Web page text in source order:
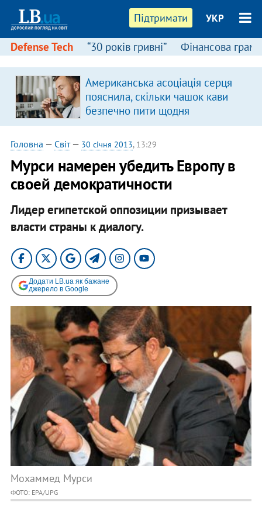
Підтримати УКР
Defense Tech “30 років гривні” Фінансова
Американська асоціація серця
пояснила, скільки чашок кави
безпечно пити щодня
Головна — Світ— 30 січня 2013, 13:29
​Мурси намерен убедить Европу в
своей демократичности
Лидер египетской оппозиции призывает
власти страны к диалогу.
Додати LB.ua як бажане
джерело в Google
Мохаммед Мурси
ФОТО: EPA/UPG